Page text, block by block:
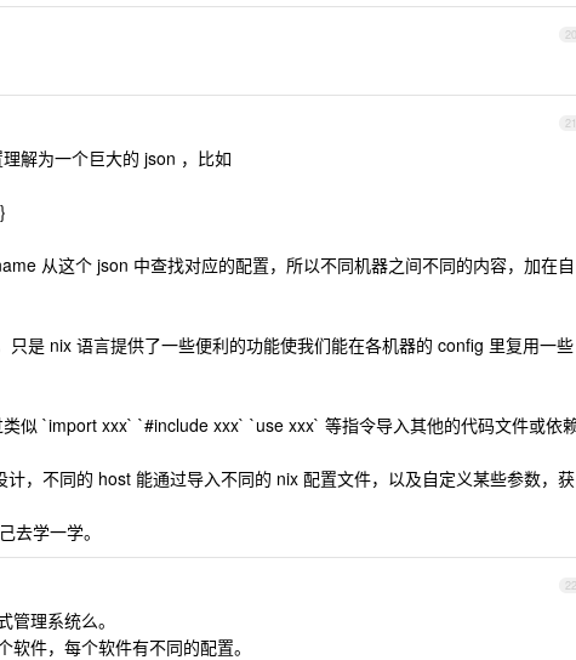
20
21
解为一个巨大的 json ，比如
从这个 json 中查找对应的配置，所以不同机器之间不同的内容，加在自
是 nix 语言提供了一些便利的功能使我们能在各机器的 config 里复用一些
似 `import xxx` `#include xxx` `use xxx` 等指令导入其他的代码文件或依
，不同的 host 能通过导入不同的 nix 配置文件，以及自定义某些参数，获
去学一学。
22
理系统么。
件，每个软件有不同的配置。